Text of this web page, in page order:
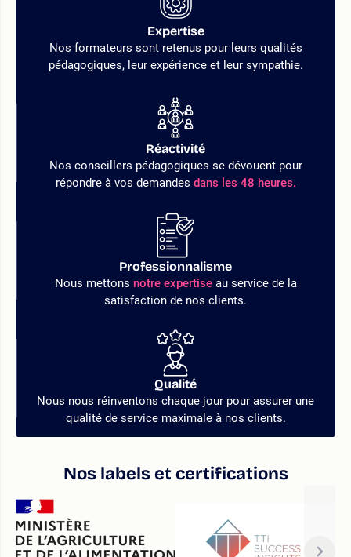
Expertise
Nos formateurs sont retenus pour leurs qualités
pédagogiques, leur expérience et leur sympathie.
Réactivité
Nos conseillers pédagogiques se dévouent pour
répondre à vos demandes dans les 48 heures.
Professionnalisme
Nous mettons notre expertiseau service de la
satisfaction de nos clients.
Qualité
Nous nous réinventons chaque jour pour assurer une
qualité de service maximale à nos clients.
Nos labels et certifications